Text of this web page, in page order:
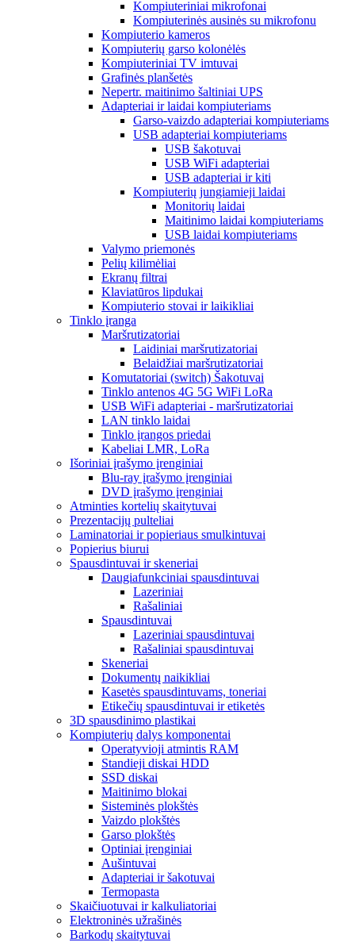
Kompiuteriniai mikrofonai
Kompiuterinės ausinės su mikrofonu
Kompiuterio kameros
Kompiuterių garso kolonėlės
Kompiuteriniai TV imtuvai
Grafinės planšetės
Nepertr. maitinimo šaltiniai UPS
Adapteriai ir laidai kompiuteriams
Garso-vaizdo adapteriai kompiuteriams
USB adapteriai kompiuteriams
USB šakotuvai
USB WiFi adapteriai
USB adapteriai ir kiti
Kompiuterių jungiamieji laidai
Monitorių laidai
Maitinimo laidai kompiuteriams
USB laidai kompiuteriams
Valymo priemonės
Pelių kilimėliai
Ekranų filtrai
Klaviatūros lipdukai
Kompiuterio stovai ir laikikliai
Tinklo įranga
Maršrutizatoriai
Laidiniai maršrutizatoriai
Belaidžiai maršrutizatoriai
Komutatoriai (switch) Šakotuvai
Tinklo antenos 4G 5G WiFi LoRa
USB WiFi adapteriai - maršrutizatoriai
LAN tinklo laidai
Tinklo įrangos priedai
Kabeliai LMR, LoRa
Išoriniai įrašymo įrenginiai
Blu-ray įrašymo įrenginiai
DVD įrašymo įrenginiai
Atminties kortelių skaitytuvai
Prezentacijų pulteliai
Laminatoriai ir popieriaus smulkintuvai
Popierius biurui
Spausdintuvai ir skeneriai
Daugiafunkciniai spausdintuvai
Lazeriniai
Rašaliniai
Spausdintuvai
Lazeriniai spausdintuvai
Rašaliniai spausdintuvai
Skeneriai
Dokumentų naikikliai
Kasetės spausdintuvams, toneriai
Etikečių spausdintuvai ir etiketės
3D spausdinimo plastikai
Kompiuterių dalys komponentai
Operatyvioji atmintis RAM
Standieji diskai HDD
SSD diskai
Maitinimo blokai
Sisteminės plokštės
Vaizdo plokštės
Garso plokštės
Optiniai įrenginiai
Aušintuvai
Adapteriai ir šakotuvai
Termopasta
Skaičiuotuvai ir kalkuliatoriai
Elektroninės užrašinės
Barkodų skaitytuvai